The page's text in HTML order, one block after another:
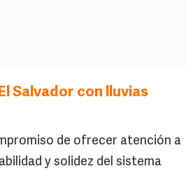
Salvador con lluvias
de ofrecer atención a
y solidez del sistema